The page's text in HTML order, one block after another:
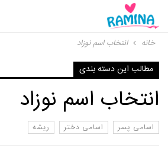
خانه انتخاب اسم نوزاد
مطالب این دسته بندی
انتخاب اسم نوزاد
اسامی پسر اسامی دختر ریشه